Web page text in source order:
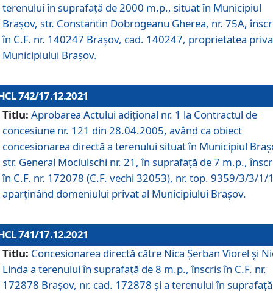
terenului în suprafață de 2000 m.p., situat în Municipiul
Brașov, str. Constantin Dobrogeanu Gherea, nr. 75A,
în C.F. nr. 140247 Brașov, cad. 140247, proprietatea
Municipiului Brașov.
742/17.12.2021
Titlu: Aprobarea Actului adiţional nr. 1 la Contractul de
concesiune nr. 121 din 28.04.2005, având ca obiect
concesionarea directă a terenului situat în Municipiul
str. General Mociulschi nr. 21, în suprafață de 7 m.p.,
în C.F. nr. 172078 (C.F. vechi 32053), nr. top. 9359/3/3/1/
aparținând domeniului privat al Municipiului Brașov.
741/17.12.2021
Titlu: Concesionarea directă către Nica Șerban Viorel și
Linda a terenului în suprafață de 8 m.p., înscris în C.F. nr.
172878 Brașov, nr. cad. 172878 și a terenului în